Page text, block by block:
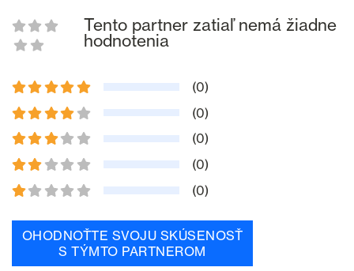
Tento partner zatiaľ nemá žiadne
hodnotenia
(0)
(0)
(0)
(0)
(0)
OHODNOŤTE SVOJU SKÚSENOSŤ
S TÝMTO PARTNEROM